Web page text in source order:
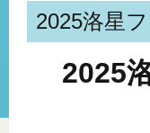
2025洛星
2025